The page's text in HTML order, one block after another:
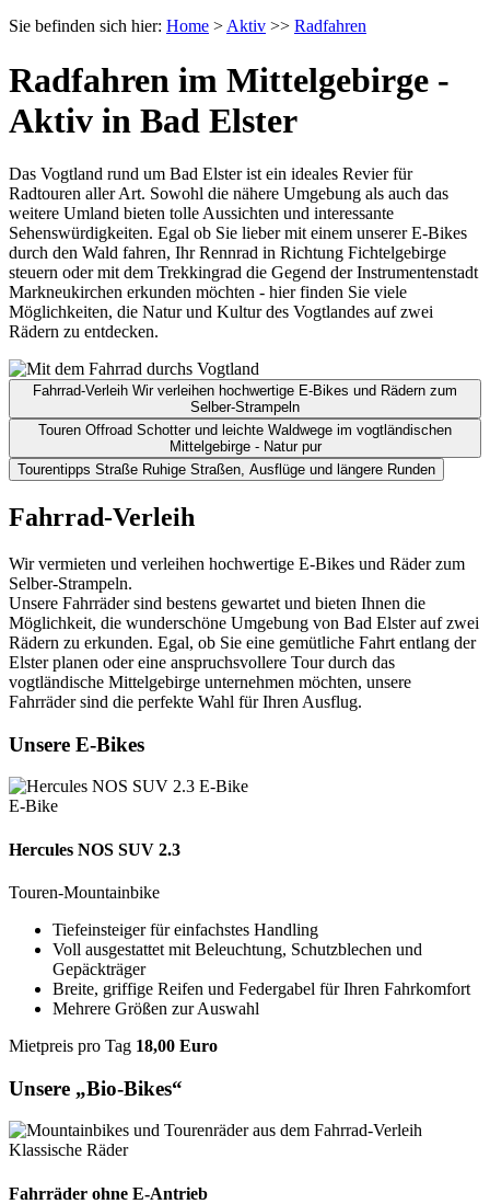
Sie befinden sich hier: Home > Aktiv >> Radfahren
Radfahren im Mittelgebirge -
Aktiv in Bad Elster
Das Vogtland rund um Bad Elster ist ein ideales Revier für
Radtouren aller Art. Sowohl die nähere Umgebung als auch das
weitere Umland bieten tolle Aussichten und interessante
Sehenswürdigkeiten. Egal ob Sie lieber mit einem unserer E-Bikes
durch den Wald fahren, Ihr Rennrad in Richtung Fichtelgebirge
steuern oder mit dem Trekkingrad die Gegend der Instrumentenstadt
Markneukirchen erkunden möchten - hier finden Sie viele
Möglichkeiten, die Natur und Kultur des Vogtlandes auf zwei
Rädern zu entdecken.
Fahrrad-Verleih Wir verleihen hochwertige E-Bikes und Rädern zum
Selber-Strampeln
Touren Offroad Schotter und leichte Waldwege im vogtländischen
Mittelgebirge - Natur pur
Tourentipps Straße Ruhige Straßen, Ausflüge und längere Runden
Fahrrad-Verleih
Wir vermieten und verleihen hochwertige E-Bikes und Räder zum
Selber-Strampeln.
Unsere Fahrräder sind bestens gewartet und bieten Ihnen die
Möglichkeit, die wunderschöne Umgebung von Bad Elster auf zwei
Rädern zu erkunden. Egal, ob Sie eine gemütliche Fahrt entlang der
Elster planen oder eine anspruchsvollere Tour durch das
vogtländische Mittelgebirge unternehmen möchten, unsere
Fahrräder sind die perfekte Wahl für Ihren Ausflug.
Unsere E-Bikes
E-Bike
Hercules NOS SUV 2.3
Touren-Mountainbike
Tiefeinsteiger für einfachstes Handling
Voll ausgestattet mit Beleuchtung, Schutzblechen und
Gepäckträger
Breite, griffige Reifen und Federgabel für Ihren Fahrkomfort
Mehrere Größen zur Auswahl
Mietpreis pro Tag 18,00 Euro
Unsere „Bio-Bikes“
Klassische Räder
Fahrräder ohne E-Antrieb